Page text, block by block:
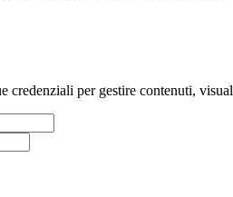
credenziali per gestire contenuti,